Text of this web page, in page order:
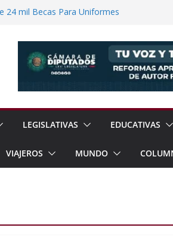
24 mil Becas Para Uniformes
Bienestar a
LEGISLATIVAS EDUCATIVAS
VIAJEROS MUNDO